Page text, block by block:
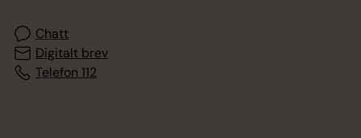
Chatt
Digitalt brev
Telefon 112